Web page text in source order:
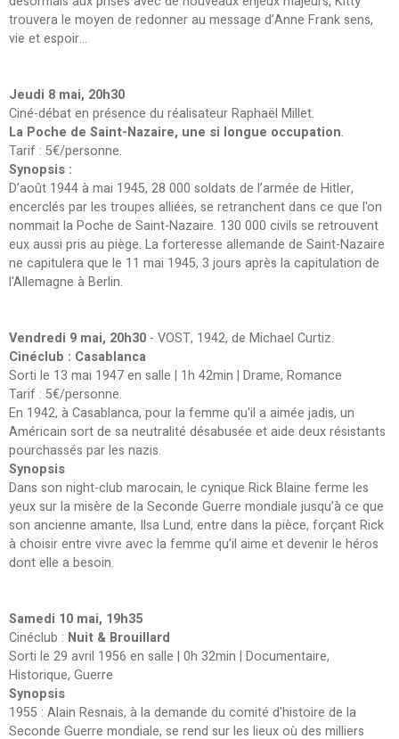
trouvera le moyen de redonner au message d’Anne Frank sens,
vie et espoir…
Jeudi 8 mai, 20h30
Ciné-débat en présence du réalisateur Raphaël Millet.
La Poche de Saint-Nazaire, une si longue occupation.
Tarif : 5€/personne.
Synopsis :
D’août 1944 à mai 1945, 28 000 soldats de l’armée de Hitler,
encerclés par les troupes alliées, se retranchent dans ce que l'on
nommait la Poche de Saint-Nazaire. 130 000 civils se retrouvent
eux aussi pris au piège. La forteresse allemande de Saint-Nazaire
ne capitulera que le 11 mai 1945, 3 jours après la capitulation de
l'Allemagne à Berlin.
Vendredi 9 mai, 20h30 - VOST, 1942, de Michael Curtiz.
Cinéclub : Casablanca
Sorti le 13 mai 1947 en salle | 1h 42min | Drame, Romance
Tarif : 5€/personne.
En 1942, à Casablanca, pour la femme qu'il a aimée jadis, un
Américain sort de sa neutralité désabusée et aide deux résistants
pourchassés par les nazis.
Synopsis
Dans son night-club marocain, le cynique Rick Blaine ferme les
yeux sur la misère de la Seconde Guerre mondiale jusqu’à ce que
son ancienne amante, Ilsa Lund, entre dans la pièce, forçant Rick
à choisir entre vivre avec la femme qu’il aime et devenir le héros
dont elle a besoin.
Samedi 10 mai, 19h35
Cinéclub : Nuit & Brouillard
Sorti le 29 avril 1956 en salle | 0h 32min | Documentaire,
Historique, Guerre
Synopsis
1955 : Alain Resnais, à la demande du comité d'histoire de la
Seconde Guerre mondiale, se rend sur les lieux où des milliers